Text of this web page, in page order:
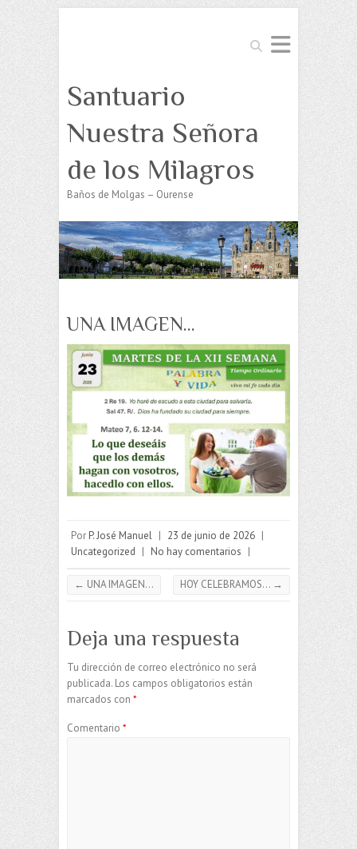
Buscar
Santuario
Nuestra Señora
de los Milagros
Baños de Molgas – Ourense
UNA IMAGEN…
Por P. José Manuel | 23 de junio de 2026 |
Uncategorized | No hay comentarios |
← UNA IMAGEN… HOY CELEBRAMOS… →
Deja una respuesta
Tu dirección de correo electrónico no será
publicada. Los campos obligatorios están
marcados con *
Comentario *